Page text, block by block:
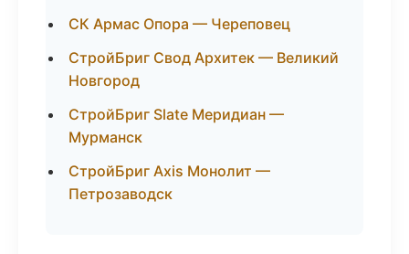
СК Армас Опора — Череповец
СтройБриг Свод Архитек — Великий
Новгород
СтройБриг Slate Меридиан —
Мурманск
СтройБриг Axis Монолит —
Петрозаводск